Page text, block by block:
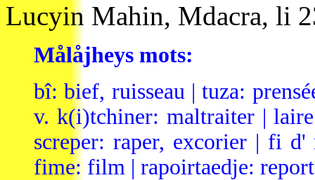
Lucyin Mahin, Mdacra, li
Målåjheys mots:
bî: bief, ruisseau | tuza:
v. k(i)tchiner: maltraiter |
screper: raper, excorier | fi
fime: film | rapoirtaedje: